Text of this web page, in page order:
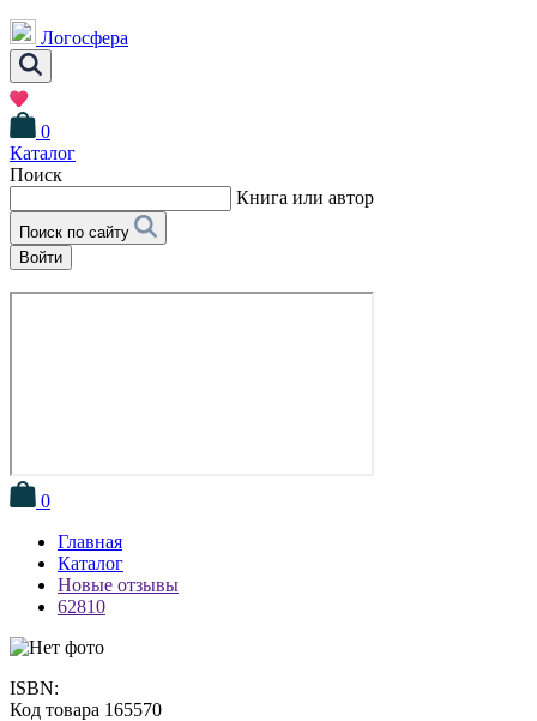
Логосфера
0
Каталог
Поиск
Книга или автор
Поиск по сайту
Войти
0
Главная
Каталог
Новые отзывы
62810
ISBN:
Код товара 165570